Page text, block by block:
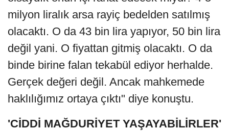
milyon liralık arsa rayiç bedelden satılmış
olacaktı. O da 43 bin lira yapıyor, 50 bin lira
değil yani. O fiyattan gitmiş olacaktı. O da
binde birine falan tekabül ediyor herhalde.
Gerçek değeri değil. Ancak mahkemede
haklılığımız ortaya çıktı" diye konuştu.
'CİDDİ MAĞDURİYET YAŞAYABİLİRLER'